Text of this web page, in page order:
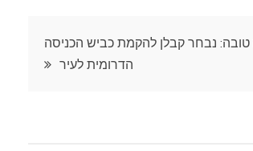
נבחר קבלן להקמת כביש הכניסה
הדרומית לעיר